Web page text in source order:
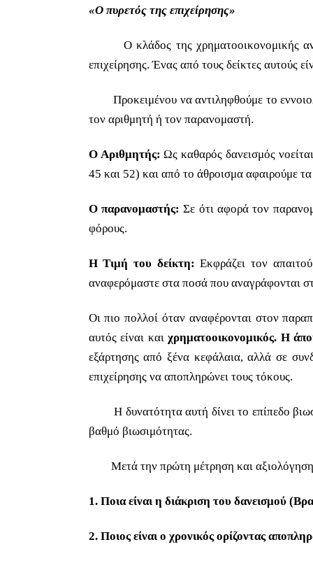
«Ο πυρετός της επιχείρησης»
Ο κλάδος της χρηματοοικονομικής
επιχείρησης. Ένας από τους δείκτες αυτούς
Προκειμένου να αντιληφθούμε το
τον αριθμητή ή τον παρανομαστή.
Ο Αριθμητής: Ως καθαρός δανεισμός
45 και 52) και από το άθροισμα αφαιρούμε τα
Ο παρανομαστής: Σε ότι αφορά τον
φόρους.
Η Τιμή του δείκτη: Εκφράζει τον
αναφερόμαστε στα ποσά που αναγράφονται
Οι πιο πολλοί όταν αναφέρονται στον
αυτός είναι καιχρηματοοικονομικός. Η
εξάρτησης από ξένα κεφάλαια, αλλά σε
επιχείρησης να αποπληρώνει τους τόκους.
Η δυνατότητα αυτή δίνει το επίπεδο
βαθμό βιωσιμότητας.
Μετά την πρώτη μέτρηση και αξιολόγηση
1. Ποια είναι η διάκριση του δανεισμού
2. Ποιος είναι ο χρονικός ορίζοντας